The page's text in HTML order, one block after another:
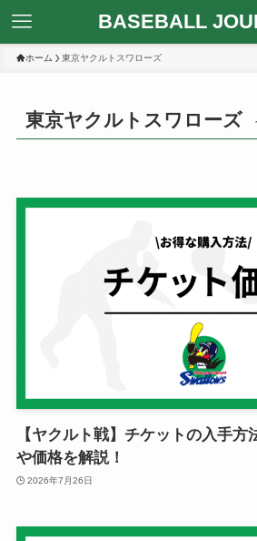
BASEBALL
ホーム 東京ヤクルトスワローズ
東京ヤクルトスワローズ
【ヤクルト戦】チケットの入手
や価格を解説！
2026年7月26日